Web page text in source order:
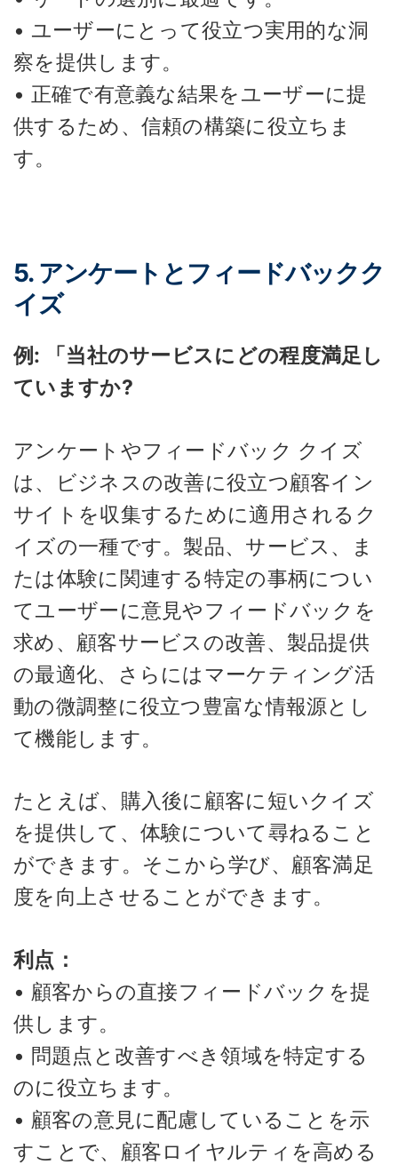
• ユーザーにとって役立つ実用的な洞
察を提供します。
• 正確で有意義な結果をユーザーに提
供するため、信頼の構築に役立ちま
す。
5. アンケートとフィードバックク
イズ
例: 「当社のサービスにどの程度満足し
ていますか?
アンケートやフィードバック クイズ
は、ビジネスの改善に役立つ顧客イン
サイトを収集するために適用されるク
イズの一種です。製品、サービス、ま
たは体験に関連する特定の事柄につい
てユーザーに意見やフィードバックを
求め、顧客サービスの改善、製品提供
の最適化、さらにはマーケティング活
動の微調整に役立つ豊富な情報源とし
て機能します。
たとえば、購入後に顧客に短いクイズ
を提供して、体験について尋ねること
ができます。そこから学び、顧客満足
度を向上させることができます。
利点：
• 顧客からの直接フィードバックを提
供します。
• 問題点と改善すべき領域を特定する
のに役立ちます。
• 顧客の意見に配慮していることを示
すことで、顧客ロイヤルティを高める